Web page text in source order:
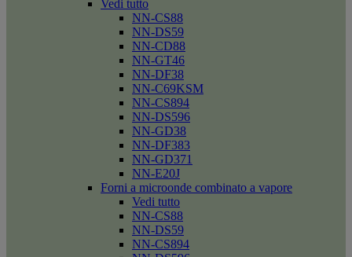
Vedi tutto
NN-CS88
NN-DS59
NN-CD88
NN-GT46
NN-DF38
NN-C69KSM
NN-CS894
NN-DS596
NN-GD38
NN-DF383
NN-GD371
NN-E20J
Forni a microonde combinato a vapore
Vedi tutto
NN-CS88
NN-DS59
NN-CS894